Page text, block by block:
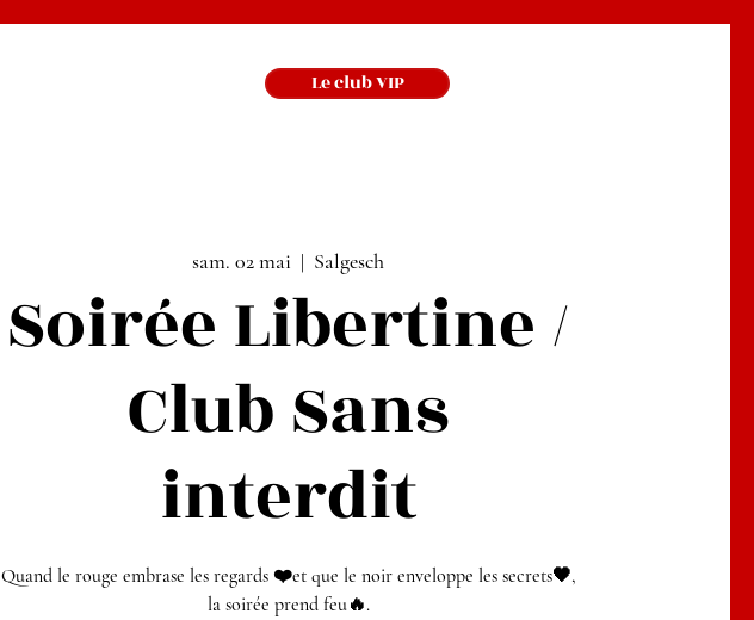
Le club VIP
sam. 02 mai
  |
Salgesch
Soirée Libertine /
Club Sans
interdit
Quand le rouge embrase les regards ❤️et que le noir enveloppe les secrets🖤,
la soirée prend feu🔥.